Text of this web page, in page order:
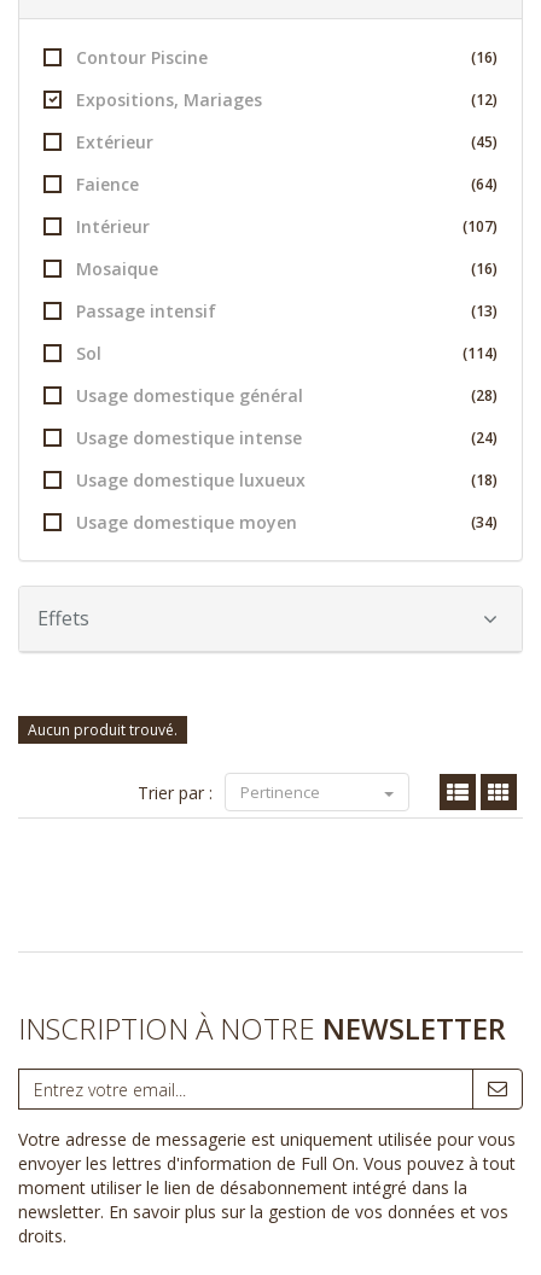
Contour Piscine (16)
Expositions, Mariages (12)
Extérieur (45)
Faience (64)
Intérieur (107)
Mosaique (16)
Passage intensif (13)
Sol (114)
Usage domestique général (28)
Usage domestique intense (24)
Usage domestique luxueux (18)
Usage domestique moyen (34)
Effets
Aucun produit trouvé.
Trier par : Pertinence
INSCRIPTION À NOTRE NEWSLETTER
Votre adresse de messagerie est uniquement utilisée pour vous
envoyer les lettres d'information de Full On. Vous pouvez à tout
moment utiliser le lien de désabonnement intégré dans la
newsletter. En savoir plus sur la gestion de vos données et vos
droits.